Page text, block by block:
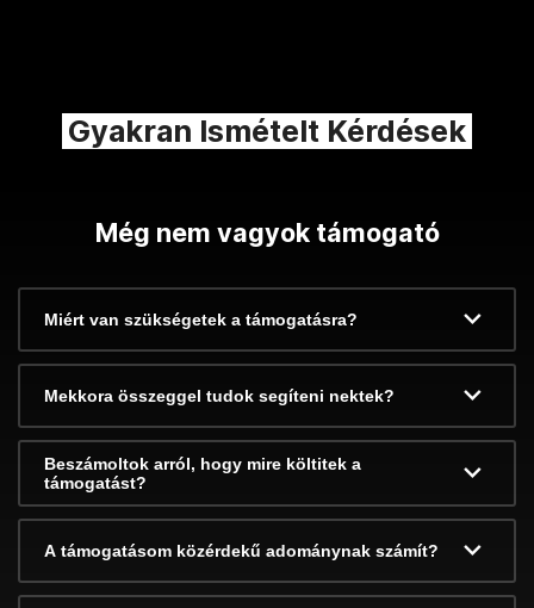
Gyakran Ismételt Kérdések
Még nem vagyok támogató
Miért van szükségetek a támogatásra?
Mekkora összeggel tudok segíteni nektek?
Beszámoltok arról, hogy mire költitek a
támogatást?
A támogatásom közérdekű adománynak számít?